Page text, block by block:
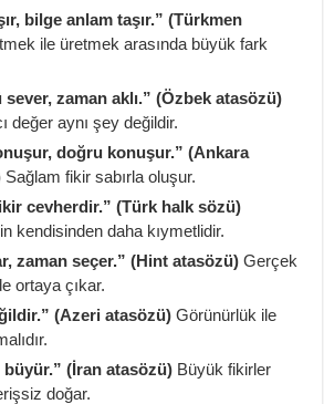
bilge anlam taşır.” (Türkmen
ile üretmek arasında büyük fark
zaman aklı.” (Özbek atasözü)
değer aynı şey değildir.
doğru konuşur.” (Ankara
Sağlam fikir sabırla oluşur.
cevherdir.” (Türk halk sözü)
kendisinden daha kıymetlidir.
zaman seçer.” (Hint atasözü) Gerçek
ortaya çıkar.
(Azeri atasözü) Görünürlük ile
(İran atasözü) Büyük fikirler
doğar.